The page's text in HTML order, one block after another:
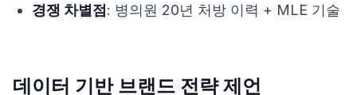
경쟁 차별점 : 병의원 20년 처방 이력 + MLE 기술
데이터 기반 브랜드 전략 제언